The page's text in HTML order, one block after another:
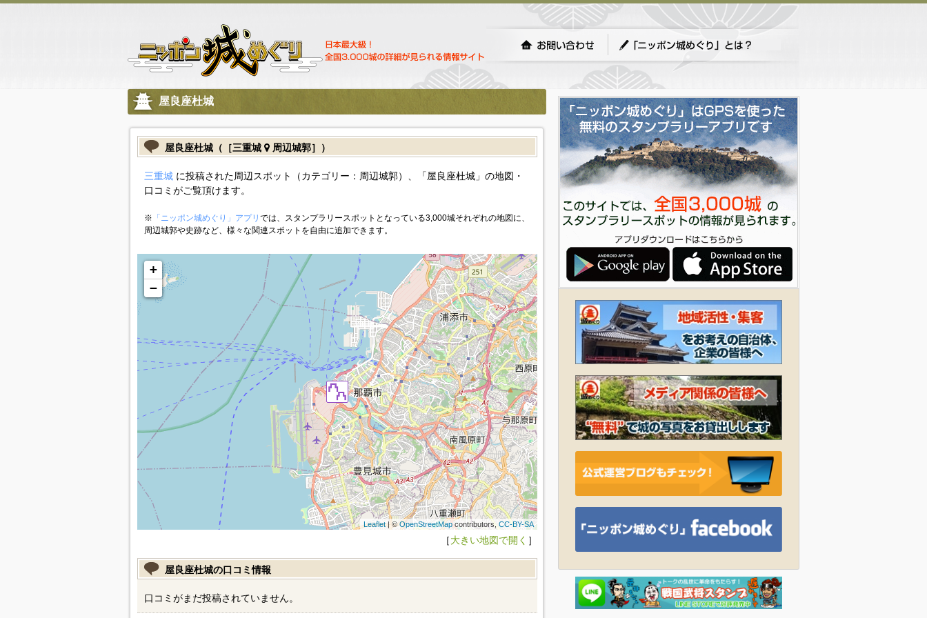
屋良座杜城
屋良座杜城（［三重城 周辺城郭］）
三重城に投稿された周辺スポット（カテゴリー：周辺城郭）、「屋良座杜城」の地図・
口コミがご覧頂けます。
※ 「ニッポン城めぐり」アプリ では、スタンプラリースポットとなっている3,000城それぞれの地図に、
周辺城郭や史跡など、様々な関連スポットを自由に追加できます。
+
−
Leaflet| ©OpenStreetMapcontributors,CC-BY-SA
［大きい地図で開く ］
屋良座杜城の口コミ情報
口コミがまだ投稿されていません。